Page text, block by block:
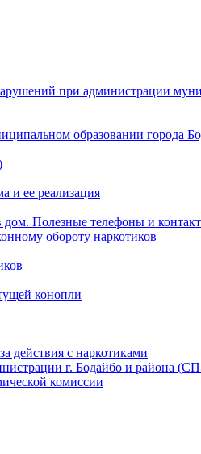
при администрации
образовании города
и ее реализация
дом. Полезные телефоны и
обороту наркотиков
конопли
действия с наркотиками
г. Бодайбо и района
комиссии